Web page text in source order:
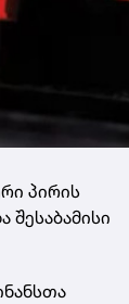
პირის
შესაბამისი